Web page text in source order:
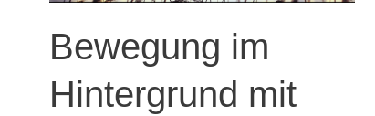
Bewegung im
Hintergrund mit